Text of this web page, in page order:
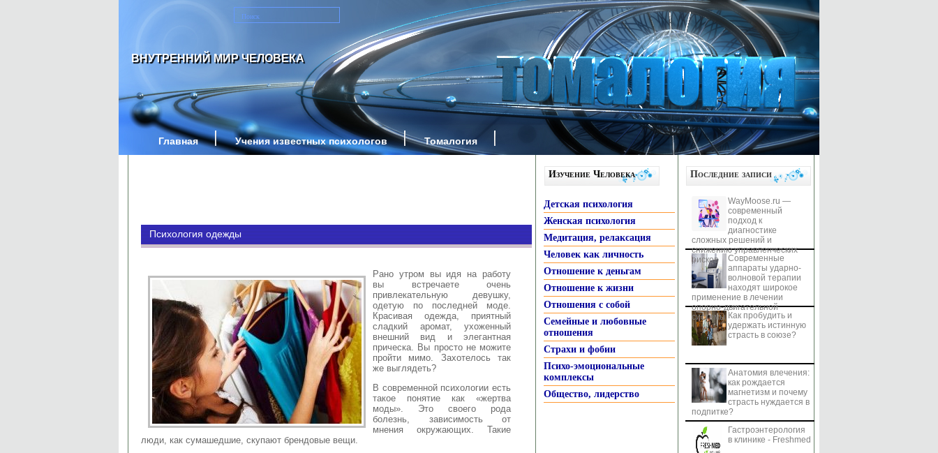
ВНУТРЕННИЙ МИР ЧЕЛОВЕКА
Главная Учения известных психологов Томалогия
Психология одежды
Рано утром вы идя на работу
вы встречаете очень
привлекательную девушку,
одетую по последней моде.
Красивая одежда, приятный
сладкий аромат, ухоженный
внешний вид и элегантная
прическа. Вы просто не можите
пройти мимо. Захотелось так
же выглядеть?
В современной психологии есть
такое понятие как «жертва
моды». Это своего рода
болезнь, зависимость от
мнения окружающих. Такие
люди, как сумашедшие, скупают брендовые вещи.
Изучение Человека
Детская психология
Женская психология
Медитация, релаксация
Человек как личность
Отношение к деньгам
Отношение к жизни
Отношения с собой
Семейные и любовные
отношения
Страхи и фобии
Психо-эмоциональные
комплексы
Общество, лидерство
Последние записи
WayMoose.ru —
современный
подход к
диагностике
сложных решений и
снижению управленческих
рисков
Современные
аппараты ударно-
волновой терапии
находят широкое
применение в лечении
опорно-двигательной
системы Как пробудить и
удержать истинную
страсть в союзе?
Анатомия влечения:
как рождается
магнетизм и почему
страсть нуждается в
подпитке?
Гастроэнтерология
в клинике - Freshmed